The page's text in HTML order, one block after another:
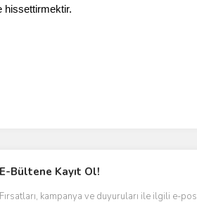
hissettirmektir.
E-Bültene Kayıt Ol!
Fırsatları, kampanya ve duyuruları ile ilgili e-